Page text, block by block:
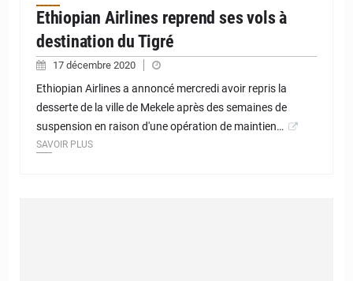
Ethiopian Airlines reprend ses vols à
destination du Tigré
17 décembre 2020
Ethiopian Airlines a annoncé mercredi avoir repris la
desserte de la ville de Mekele après des semaines de
suspension en raison d'une opération de maintien…
SAVOIR PLUS